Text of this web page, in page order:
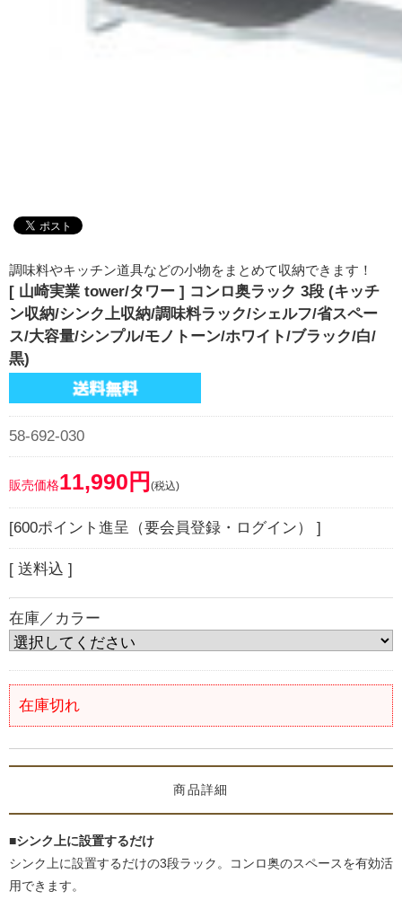
調味料やキッチン道具などの小物をまとめて収納できます！
[ 山崎実業 tower/タワー ] コンロ奥ラック 3段 (キッチ
ン収納/シンク上収納/調味料ラック/シェルフ/省スペー
ス/大容量/シンプル/モノトーン/ホワイト/ブラック/白/
黒)
58-692-030
販売価格11,990円 (税込)
[600ポイント進呈（要会員登録・ログイン） ]
[ 送料込 ]
在庫／カラー
在庫切れ
商品詳細
■シンク上に設置するだけ
シンク上に設置するだけの3段ラック。コンロ奥のスペースを有効活
用できます。